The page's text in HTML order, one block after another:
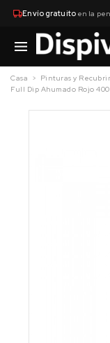
Envío gratuitoen la
Casa Pinturas y
Full Dip Ahumado Rojo